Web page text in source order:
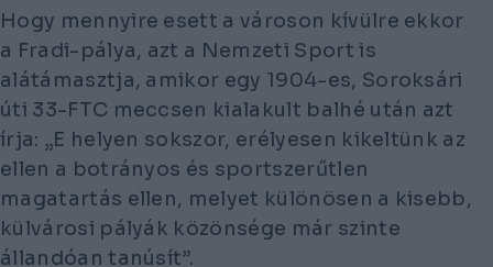
Hogy mennyire esett a városon kívülre ekkor
a Fradi-pálya, azt a Nemzeti Sport is
alátámasztja, amikor egy 1904-es, Soroksári
úti 33-FTC meccsen kialakult balhé után azt
írja: „E helyen sokszor, erélyesen kikeltünk az
ellen a botrányos és sportszerűtlen
magatartás ellen, melyet különösen a kisebb,
külvárosi pályák közönsége már szinte
állandóan tanúsít”.